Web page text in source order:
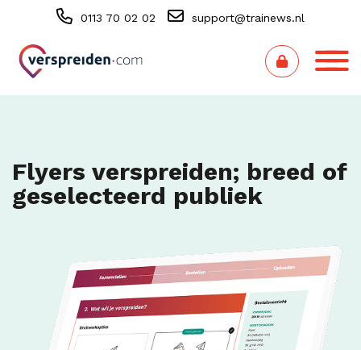
0113 70 02 02 support@trainews.nl
Flyers verspreiden; breed of
geselecteerd publiek